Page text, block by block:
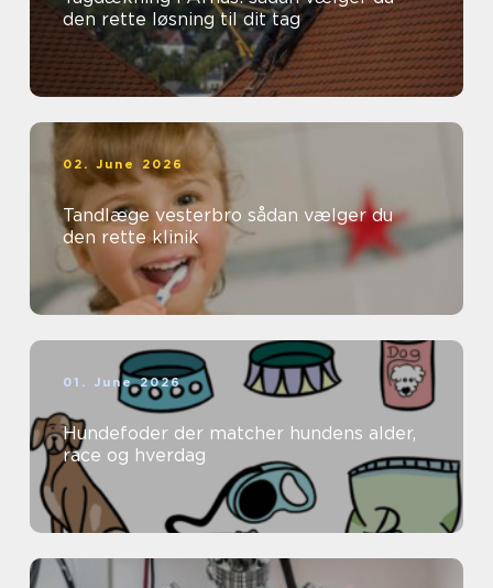
den rette løsning til dit tag
02. June 2026
Tandlæge vesterbro sådan vælger du
den rette klinik
01. June 2026
Hundefoder der matcher hundens alder,
race og hverdag